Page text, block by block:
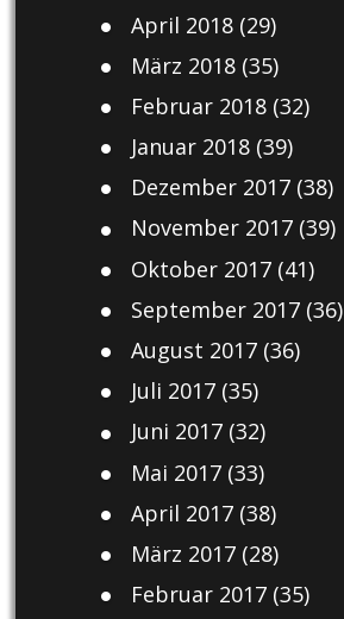
April 2018(29)
März 2018(35)
Februar 2018(32)
Januar 2018(39)
Dezember 2017(38)
November 2017(39)
Oktober 2017(41)
September 2017(36)
August 2017(36)
Juli 2017(35)
Juni 2017(32)
Mai 2017(33)
April 2017(38)
März 2017(28)
Februar 2017(35)